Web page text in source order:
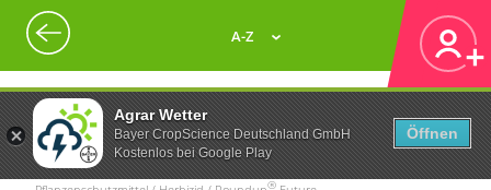
Agrar Wetter
Bayer CropScience Deutschland GmbH
Kostenlos bei Google Play
Öffnen
A-Z
®